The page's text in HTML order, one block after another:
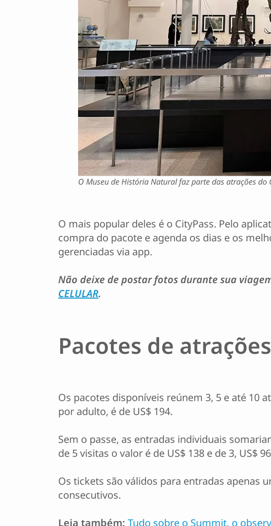
O Museu de História Natural faz parte das atrações do
O mais popular deles é o CityPass. Pelo
compra do pacote e agenda os dias e os
gerenciadas via app.
Não deixe de postar fotos durante sua
CELULAR.
Pacotes de
Os pacotes disponíveis reúnem 3, 5 e até 10
por adulto, é de US$ 194.
Sem o passe, as entradas individuais
de 5 visitas o valor é de US$ 138 e de 3, US$
Os tickets são válidos para entradas apenas
consecutivos.
Leia também: Tudo sobre o Summit, o